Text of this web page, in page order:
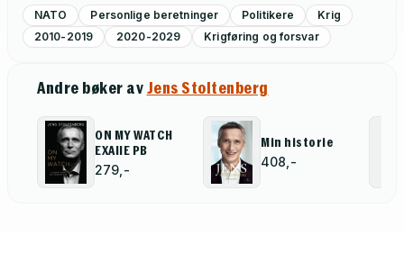
NATO Personlige beretninger Politikere
Krig
2010-2019
2020-2029 Krigføring og forsvar
Andre bøker avJens Stoltenberg
ON MY WATCH
EXAIIE PB
279,-
Min historie
408,-